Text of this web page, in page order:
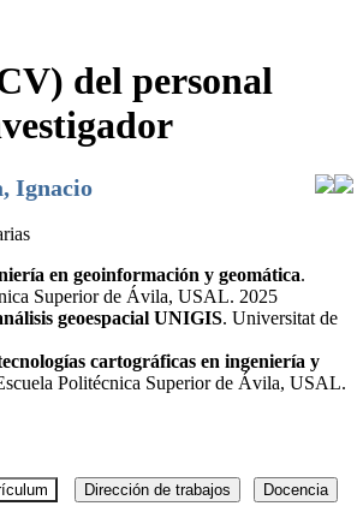
del personal
Ignacio
en geoinformación y geomática.
Superior de Ávila, USAL. 2025
geoespacial UNIGIS. Universitat de
cartográficas en ingeniería y
Politécnica Superior de Ávila, USAL.